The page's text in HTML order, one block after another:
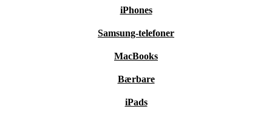
iPhones
Samsung-telefoner
MacBooks
Bærbare
iPads